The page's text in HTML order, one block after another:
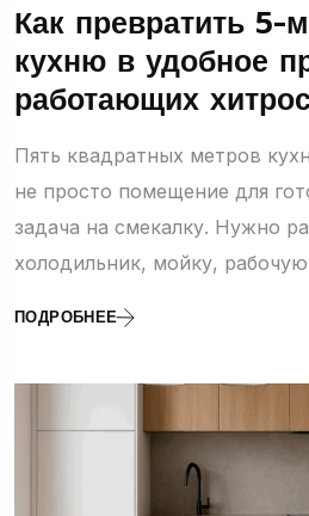
Как превратить 5-
кухню в удобное
работающих
Пять квадратных метров
не просто помещение для
задача на смекалку. Нужно
холодильник, мойку,
ПОДРОБНЕЕ